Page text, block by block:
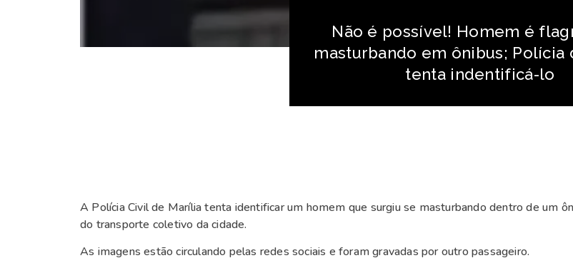
Não é possível! Homem é
masturbando em ônibus; Polícia
tenta indentificá-lo
A Polícia Civil de Marília tenta identificar um homem que surgiu se masturbando dentro de um
do transporte coletivo da cidade.
As imagens estão circulando pelas redes sociais e foram gravadas por outro passageiro.